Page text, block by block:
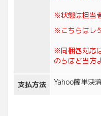
※状態は担当
※こちらはレ
※同梱包対応
のちほど当方
支払方法 Yahoo簡単決